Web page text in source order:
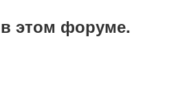
этом форуме.